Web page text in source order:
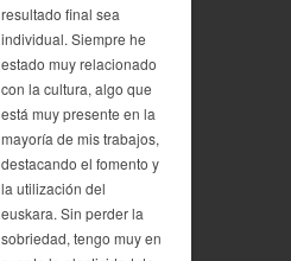
resultado final sea
individual. Siempre he
estado muy relacionado
con la cultura, algo que
está muy presente en la
mayoría de mis trabajos,
destacando el fomento y
la utilización del
euskara. Sin perder la
sobriedad, tengo muy en